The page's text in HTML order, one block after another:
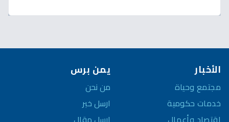
الأخبار
مجتمع وحياة
خدمات حكومية
يمن برس
من نحن
ارسل خبر